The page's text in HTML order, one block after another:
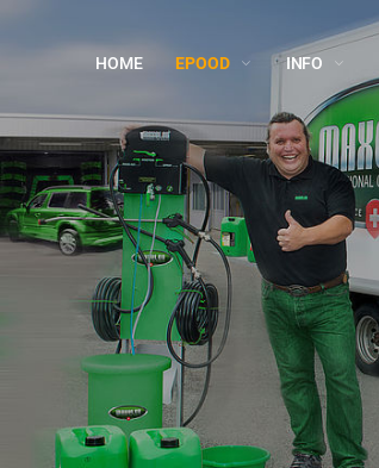
HOME EPOOD INFO